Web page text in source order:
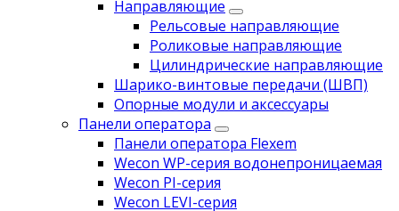
Направляющие
Рельсовые направляющие
Роликовые направляющие
Цилиндрические направляющие
Шарико-винтовые передачи (ШВП)
Опорные модули и аксессуары
Панели оператора
Панели оператора Flexem
Wecon WP-серия водонепроницаемая
Wecon PI-серия
Wecon LEVI-серия